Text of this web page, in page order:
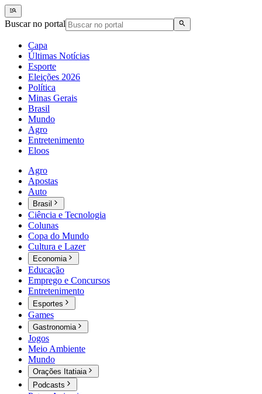
Buscar no portal
Capa
Últimas Notícias
Esporte
Eleições 2026
Política
Minas Gerais
Brasil
Mundo
Agro
Entretenimento
Eloos
Agro
Apostas
Auto
Brasil
Ciência e Tecnologia
Colunas
Copa do Mundo
Cultura e Lazer
Economia
Educação
Emprego e Concursos
Entretenimento
Esportes
Games
Gastronomia
Jogos
Meio Ambiente
Mundo
Orações Itatiaia
Podcasts